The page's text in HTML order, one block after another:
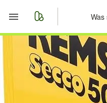
Start
Merkliste
Nachrichten